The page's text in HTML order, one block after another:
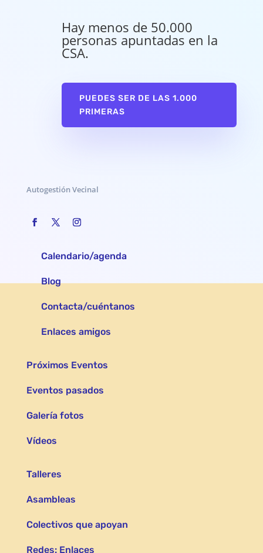
Hay menos de 50.000
personas apuntadas en la
CSA.
PUEDES SER DE LAS 1.000
PRIMERAS
Autogestión Vecinal
Calendario/agenda
Blog
Contacta/cuéntanos
Enlaces amigos
Próximos Eventos
Eventos pasados
Galería fotos
Vídeos
Talleres
Asambleas
Colectivos que apoyan
Redes: Enlaces